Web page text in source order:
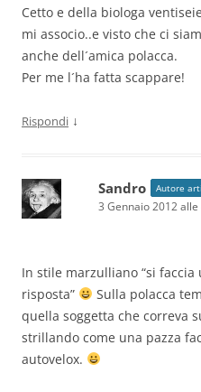
Cetto e della biologa
mi associo..e visto che ci
anche dell´amica polacca.
Per me l´ha fatta scappare!
Rispondi ↓
Sandro Autore
3 Gennaio 2012 alle
In stile marzulliano “si
risposta”
Sulla polacca
quella soggetta che correva
strillando come una pazza
autovelox.